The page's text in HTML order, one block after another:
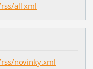
all.xml
novinky.xml